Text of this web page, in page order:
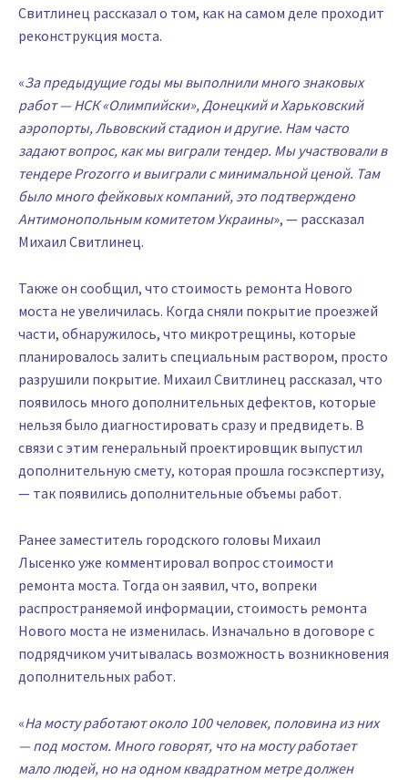
Свитлинец рассказал о том, как на самом деле проходит
реконструкция моста.
«За предыдущие годы мы выполнили много знаковых
работ — НСК «Олимпийски», Донецкий и Харьковский
аэропорты, Львовский стадион и другие. Нам часто
задают вопрос, как мы виграли тендер. Мы участвовали в
тендере Prozorro и выиграли с минимальной ценой. Там
было много фейковых компаний, это подтверждено
Антимонопольным комитетом Украины», — рассказал
Михаил Свитлинец.
Также он сообщил, что стоимость ремонта Нового
моста не увеличилась. Когда сняли покрытие проезжей
части, обнаружилось, что микротрещины, которые
планировалось залить специальным раствором, просто
разрушили покрытие. Михаил Свитлинец рассказал, что
появилось много дополнительных дефектов, которые
нельзя было диагностировать сразу и предвидеть. В
связи с этим генеральный проектировщик выпустил
дополнительную смету, которая прошла госэкспертизу,
— так появились дополнительные объемы работ.
Ранее заместитель городского головы Михаил
Лысенко уже комментировал вопрос стоимости
ремонта моста. Тогда он заявил, что, вопреки
распространяемой информации, стоимость ремонта
Нового моста не изменилась. Изначально в договоре с
подрядчиком учитывалась возможность возникновения
дополнительных работ.
«На мосту работают около 100 человек, половина из них
— под мостом. Много говорят, что на мосту работает
мало людей, но на одном квадратном метре должен